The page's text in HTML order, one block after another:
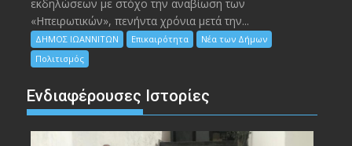
εκδηλώσεων με στόχο την αναβίωση των
«Ηπειρωτικών», πενήντα χρόνια μετά την...
ΔΗΜΟΣ ΙΩΑΝΝΙΤΩΝ Επικαιρότητα
Νέα των Δήμων
Πολιτισμός
Ενδιαφέρουσες Ιστορίες